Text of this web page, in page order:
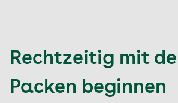
Rechtzeitig mit
Packen beginnen